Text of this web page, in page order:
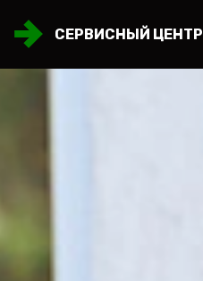
СЕРВИСНЫЙ ЦЕНТР